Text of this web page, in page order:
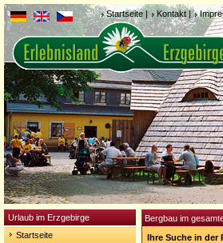
Startseite| Kontakt|
Urlaub im Erzgebirge
Startseite
Bergbau im
Ihre Suche in der